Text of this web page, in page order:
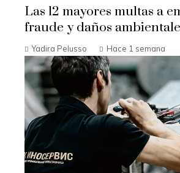
Las 12 mayores multas a
fraude y daños
Yadira Pelusso Hace 1 semana